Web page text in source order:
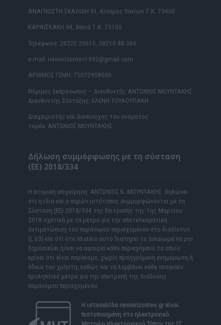
ΑΝΑΓΝΩΣΤΗ ΣΚΑΛΙΔΗ 91, Κίσαμος Χανίων Τ.Κ. 73400
ΚΑΡΑΪΣΚΑΚΗ 94, Χανιά Τ.Κ. 73100
Τηλέφωνα: 28220 23615, 28210 88.066
e-mail: neoiorizontes1992@gmail.com
ΑΡΙΘΜΟΣ ΓΕΜΗ: 75072958000
Νόμιμος Εκπρόσωπος – Διευθυντής ΑΝΤΩΝΙΟΣ ΜΟΥΝΤΑΚΗΣ
Διευθυντής Σύνταξης: ΕΛΕΝΗ ΤΟΥΛΟΥΠΑΚΗ
Διαχειριστής και Δικαιούχος του ονόματος
τομέα: ΑΝΤΩΝΙΟΣ ΜΟΥΝΤΑΚΗΣ
Δήλωση συμμόρφωσης με τη σύσταση
(ΕΕ) 2018/334
Η ατομική επιχείρηση ΑΝΤΩΝΙΟΣ Κ. ΜΟΥΝΤΑΚΗΣ δηλώνει
ότι η ίδια και ο παρών ιστότοπος συμμορφώνονται με τη
Σύσταση (ΕΕ) 2018/334 της Επιτροπής της 1ης Μαρτίου
2018 σχετικά με τα μέτρα για την αποτελεσματική
αντιμετώπιση του παράνομου περιεχομένου στο διαδίκτυο
(L 63) και ότι στο πλαίσιο αυτό διατηρεί το δικαίωμα να μην
δημοσιεύει ή/και να αφαιρεί κάθε περιεχόμενο το οποίο
κρίνει ότι είναι παράνομο, χωρίς προηγούμενη ενημέρωση ή
άδεια του χρήστη, καθώς και να λαμβάνει κάθε αναγκαίο
προληπτικό μέτρο για την αποτροπή της διάδοσης
παράνομου περιεχομένου.
Η ιστοσελίδα neoiorizontes.grείναι
πιστοποιημένη στο ηλεκτρονικό